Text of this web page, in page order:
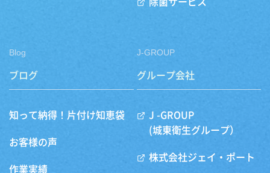
Blog
ブログ
知って納得！片付け知恵袋
お客様の声
作業実績
J-GROUP
グループ会社
J -GROUP
(城東衛生グループ）
株式会社ジェイ・ポート